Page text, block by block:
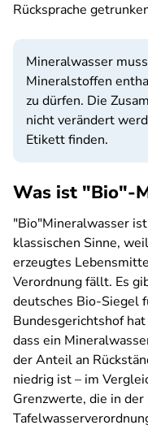
Rücksprache
Mineralwasser
Mineralstoffen
zu dürfen. Die
nicht verändert
Etikett finden.
Was ist "Bio"-
"Bio"Mineralwasser
klassischen Sinne,
erzeugtes
Verordnung fällt. Es
deutsches Bio-Siegel
Bundesgerichtshof
dass ein
der Anteil an
niedrig ist – im
Grenzwerte, die in